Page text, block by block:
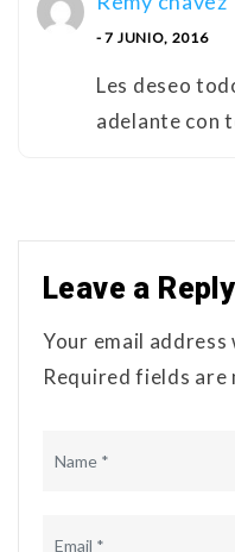
- 7 JUNIO, 2016
Les deseo
adelante con
Leave a Reply
Your email address
Required fields are